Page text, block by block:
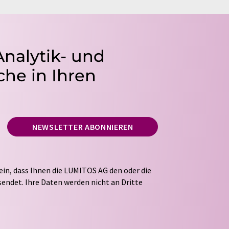
und
in Ihren
NEWSLETTER ABONNIEREN
dass Ihnen die LUMITOS AG den oder die
Ihre Daten werden nicht an Dritte
Ihrer Daten durch die LUMITOS AG erfolgt